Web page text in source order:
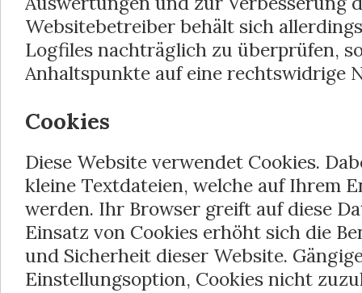
Websitebetreiber behält sich
Logfiles nachträglich zu überprüfen,
Anhaltspunkte auf eine rechtswidrige
Cookies
Diese Website verwendet Cookies.
kleine Textdateien, welche auf Ihrem
werden. Ihr Browser greift auf diese
Einsatz von Cookies erhöht sich die
und Sicherheit dieser Website.
Einstellungsoption, Cookies nicht